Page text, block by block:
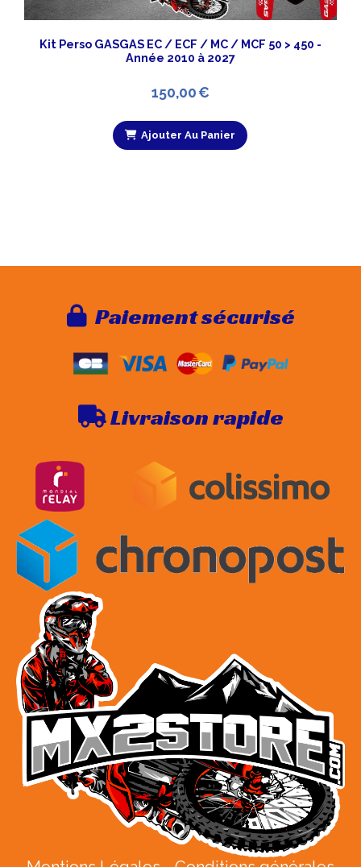
Kit Perso GASGAS EC / ECF / MC / MCF 50 > 450 -
Année 2010 à 2027
150,00€
Ajouter Au Panier
Paiement sécurisé
Livraison rapide